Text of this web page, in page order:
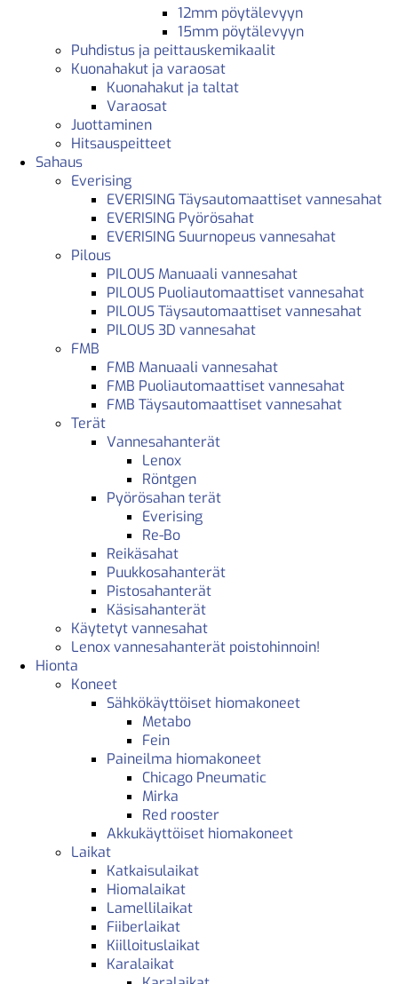
12mm pöytälevyyn
15mm pöytälevyyn
Puhdistus ja peittauskemikaalit
Kuonahakut ja varaosat
Kuonahakut ja taltat
Varaosat
Juottaminen
Hitsauspeitteet
Sahaus
Everising
EVERISING Täysautomaattiset vannesahat
EVERISING Pyörösahat
EVERISING Suurnopeus vannesahat
Pilous
PILOUS Manuaali vannesahat
PILOUS Puoliautomaattiset vannesahat
PILOUS Täysautomaattiset vannesahat
PILOUS 3D vannesahat
FMB
FMB Manuaali vannesahat
FMB Puoliautomaattiset vannesahat
FMB Täysautomaattiset vannesahat
Terät
Vannesahanterät
Lenox
Röntgen
Pyörösahan terät
Everising
Re-Bo
Reikäsahat
Puukkosahanterät
Pistosahanterät
Käsisahanterät
Käytetyt vannesahat
Lenox vannesahanterät poistohinnoin!
Hionta
Koneet
Sähkökäyttöiset hiomakoneet
Metabo
Fein
Paineilma hiomakoneet
Chicago Pneumatic
Mirka
Red rooster
Akkukäyttöiset hiomakoneet
Laikat
Katkaisulaikat
Hiomalaikat
Lamellilaikat
Fiiberlaikat
Kiilloituslaikat
Karalaikat